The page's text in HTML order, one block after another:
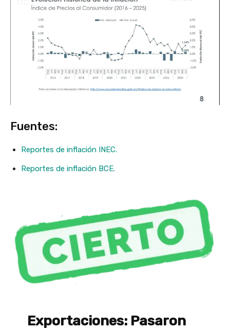
Fuentes:
Reportes de inflación INEC.
Reportes de inflación BCE.
Exportaciones: Pasaron